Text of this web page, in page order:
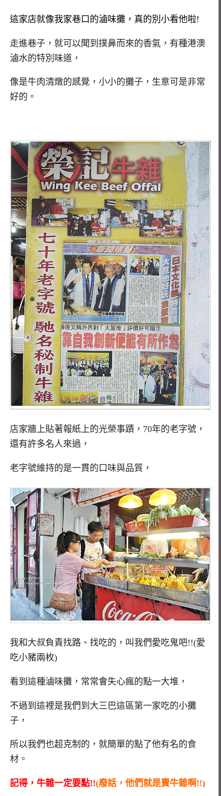
這家店就像我家巷口的滷味攤，真的別小看他啦!
走進巷子，就可以聞到撲鼻而來的香氣，有種港澳
滷水的特別味道，
像是牛肉清燉的感覺，小小的攤子，生意可是非常
好的。
店家牆上貼著報紙上的光榮事蹟，70年的老字號，
還有許多名人來過，
老字號維持的是一貫的口味與品質，
我和大叔負責找路、找吃的，叫我們愛吃鬼吧!!(愛
吃小豬兩枚)
看到這種滷味攤，常常會失心瘋的點一大堆，
不過到這裡是我們到大三巴這區第一家吃的小攤
子，
所以我們也超克制的，就簡單的點了他有名的食
材。
記得，牛雜一定要點!!(廢話，他們就是賣牛雜啊!!)